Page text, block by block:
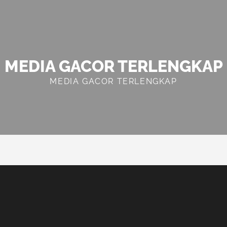
MEDIA GACOR TERLENGKAP
MEDIA GACOR TERLENGKAP